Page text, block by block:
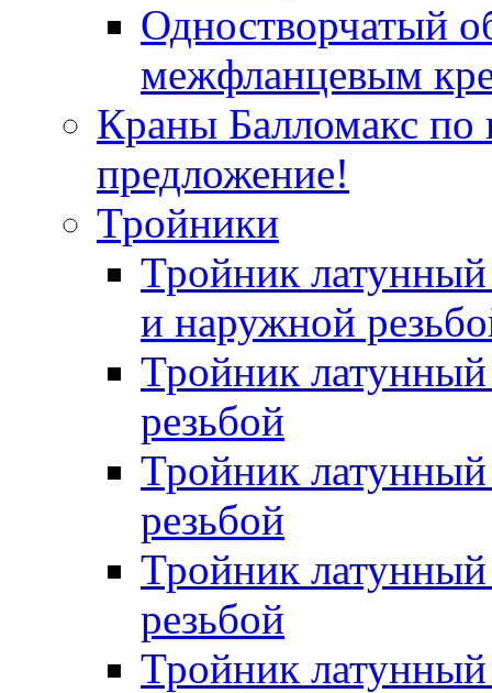
Одностворчатый
межфланцевым
Краны Балломакс по
предложение!
Тройники
Тройник
и наружной
Тройник
резьбой
Тройник
резьбой
Тройник
резьбой
Тройник латунный